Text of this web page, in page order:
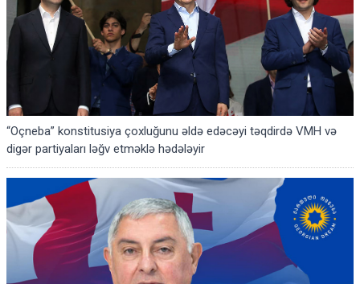
“Oçneba” konstitusiya çoxluğunu əldə edəcəyi təqdirdə VMH və
digər partiyaları ləğv etməklə hədələyir